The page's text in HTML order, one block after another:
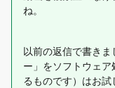
ね。
以前の返信で書き
ー」をソフトウェ
るものです）はお試